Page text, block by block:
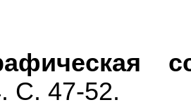
С. 47-52.